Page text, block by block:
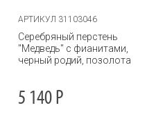
АРТИКУЛ 31103046
Серебряный перстень
"Медведь" с фианитами,
черный родий, позолота
5 140 Р